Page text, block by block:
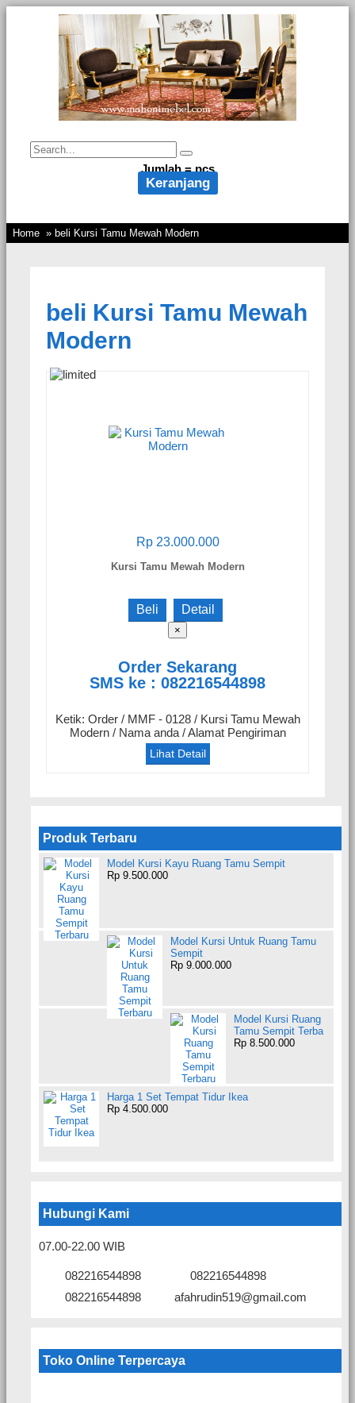
Jumlah =pcs
Keranjang
Home » beli Kursi Tamu Mewah Modern
beli Kursi Tamu Mewah
Modern
Rp 23.000.000
Kursi Tamu Mewah Modern
Beli Detail
×
Order Sekarang
SMS ke : 082216544898
Ketik: Order / MMF - 0128 / Kursi Tamu Mewah
Modern / Nama anda / Alamat Pengiriman
Lihat Detail
Produk Terbaru
Model Kursi Kayu Ruang Tamu Sempit
Rp 9.500.000
Model Kursi Untuk Ruang Tamu
Sempit
Rp 9.000.000
Model Kursi Ruang
Tamu Sempit Terba
Rp 8.500.000
Harga 1 Set Tempat Tidur Ikea
Rp 4.500.000
Hubungi Kami
07.00-22.00 WIB
082216544898
082216544898
082216544898
afahrudin519@gmail.com
Toko Online Terpercaya